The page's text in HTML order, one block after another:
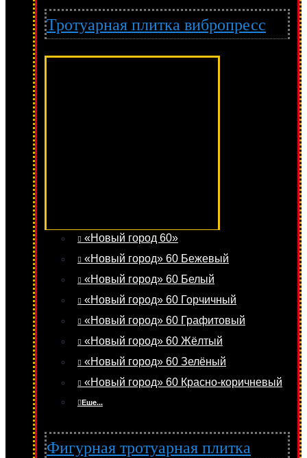
Тротуарная плитка вибропресс
«Новый город 60»
«Новый город» 60 Бежевый
«Новый город» 60 Белый
«Новый город» 60 Горчичный
«Новый город» 60 Графитовый
«Новый город» 60 Жёлтый
«Новый город» 60 Зелёный
«Новый город» 60 Красно-коричневый
Еше...
Фигурная тротуарная плитка